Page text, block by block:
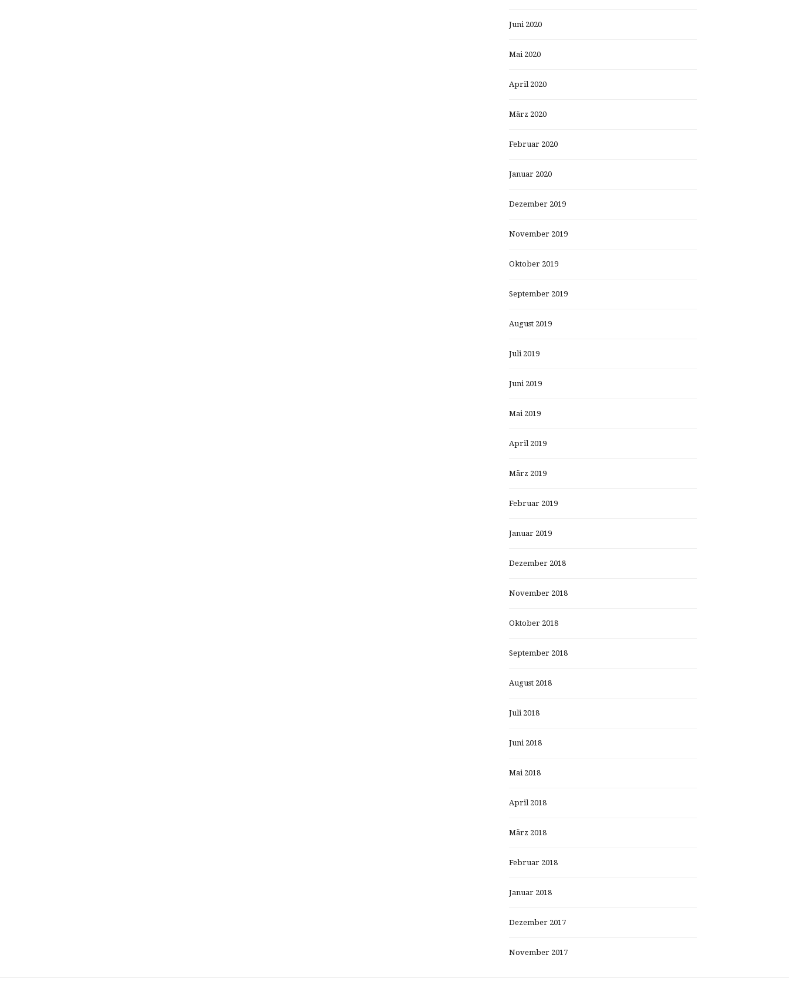
Juni 2020
Mai 2020
April 2020
März 2020
Februar 2020
Januar 2020
Dezember 2019
November 2019
Oktober 2019
September 2019
August 2019
Juli 2019
Juni 2019
Mai 2019
April 2019
März 2019
Februar 2019
Januar 2019
Dezember 2018
November 2018
Oktober 2018
September 2018
August 2018
Juli 2018
Juni 2018
Mai 2018
April 2018
März 2018
Februar 2018
Januar 2018
Dezember 2017
November 2017